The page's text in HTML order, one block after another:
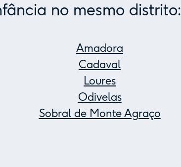
no mesmo distrito:
Amadora
Cadaval
Loures
Odivelas
Sobral de Monte Agraço